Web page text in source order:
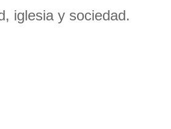
iglesia y sociedad.